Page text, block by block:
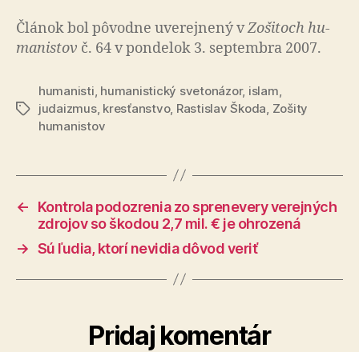
Článok bol pô­vod­ne uve­rej­ne­ný vZo­ši­toch hu­
ma­nis­tov č. 64 v pondelok 3. septembra 2007.
Značky
humanisti humanistický svetonázor, islam
judaizmus, kresťanstvo, Rastislav Škoda Zošity
humanistov
←
Kontrola podozrenia zo sprenevery verejných
zdrojov so škodou 2,7 mil. € je ohrozená
→ Sú ľudia, ktorí nevidia dôvod veriť
Pridaj komentár